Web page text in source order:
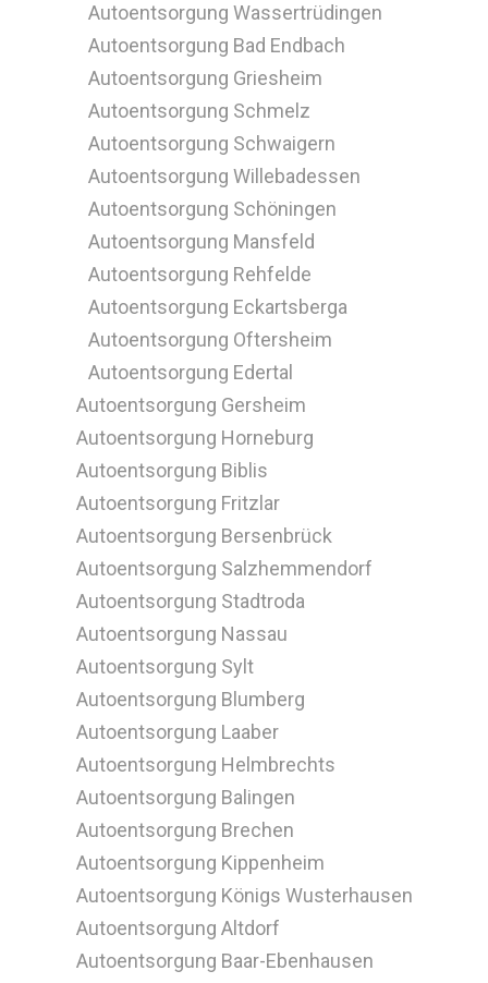
Autoentsorgung Wassertrüdingen
Autoentsorgung Bad Endbach
Autoentsorgung Griesheim
Autoentsorgung Schmelz
Autoentsorgung Schwaigern
Autoentsorgung Willebadessen
Autoentsorgung Schöningen
Autoentsorgung Mansfeld
Autoentsorgung Rehfelde
Autoentsorgung Eckartsberga
Autoentsorgung Oftersheim
Autoentsorgung Edertal
Autoentsorgung Gersheim
Autoentsorgung Horneburg
Autoentsorgung Biblis
Autoentsorgung Fritzlar
Autoentsorgung Bersenbrück
Autoentsorgung Salzhemmendorf
Autoentsorgung Stadtroda
Autoentsorgung Nassau
Autoentsorgung Sylt
Autoentsorgung Blumberg
Autoentsorgung Laaber
Autoentsorgung Helmbrechts
Autoentsorgung Balingen
Autoentsorgung Brechen
Autoentsorgung Kippenheim
Autoentsorgung Königs Wusterhausen
Autoentsorgung Altdorf
Autoentsorgung Baar-Ebenhausen